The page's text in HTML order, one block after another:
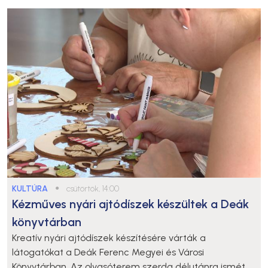
KULTÚRA ● csütörtök, 14:00
Kézműves nyári ajtódíszek készültek a Deák
könyvtárban
Kreatív nyári ajtódíszek készítésére várták a
látogatókat a Deák Ferenc Megyei és Városi